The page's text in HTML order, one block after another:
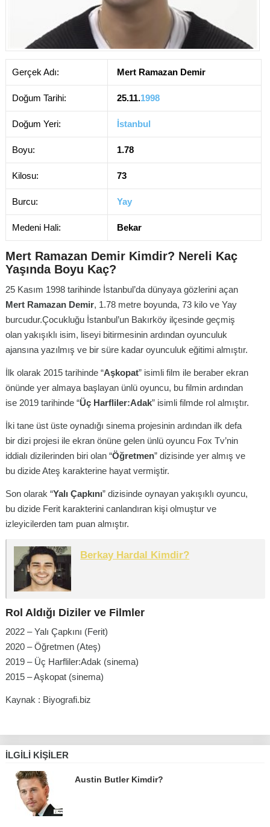
Gerçek Adı: Mert Ramazan Demir
Doğum Tarihi: 25.11.1998
Doğum Yeri: İstanbul
Boyu: 1.78
Kilosu: 73
Burcu: Yay
Medeni Hali: Bekar
Mert Ramazan Demir Kimdir? Nereli Kaç
Yaşında Boyu Kaç?
25 Kasım 1998 tarihinde İstanbul’da dünyaya gözlerini açan
Mert Ramazan Demir, 1.78 metre boyunda, 73 kilo ve Yay
burcudur.Çocukluğu İstanbul’un Bakırköy ilçesinde geçmiş
olan yakışıklı isim, liseyi bitirmesinin ardından oyunculuk
ajansına yazılmış ve bir süre kadar oyunculuk eğitimi almıştır.
İlk olarak 2015 tarihinde “Aşkopat” isimli film ile beraber ekran
önünde yer almaya başlayan ünlü oyuncu, bu filmin ardından
ise 2019 tarihinde “Üç Harfliler:Adak” isimli filmde rol almıştır.
İki tane üst üste oynadığı sinema projesinin ardından ilk defa
bir dizi projesi ile ekran önüne gelen ünlü oyuncu Fox Tv’nin
iddialı dizilerinden biri olan “Öğretmen” dizisinde yer almış ve
bu dizide Ateş karakterine hayat vermiştir.
Son olarak “Yalı Çapkını” dizisinde oynayan yakışıklı oyuncu,
bu dizide Ferit karakterini canlandıran kişi olmuştur ve
izleyicilerden tam puan almıştır.
Berkay Hardal Kimdir?
Rol Aldığı Diziler ve Filmler
2022 – Yalı Çapkını (Ferit)
2020 – Öğretmen (Ateş)
2019 – Üç Harfliler:Adak (sinema)
2015 – Aşkopat (sinema)
Kaynak : Biyografi.biz
İLGILI KIŞILER
Austin Butler Kimdir?